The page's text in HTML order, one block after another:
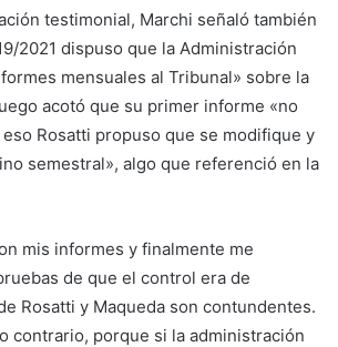
testimonial, Marchi señaló también
2021 dispuso que la Administración
mensuales al Tribunal» sobre la
acotó que su primer informe «no
Rosatti propuso que se modifique y
semestral», algo que referenció en la
mis informes y finalmente me
de que el control era de
Rosatti y Maqueda son contundentes.
contrario, porque si la administración